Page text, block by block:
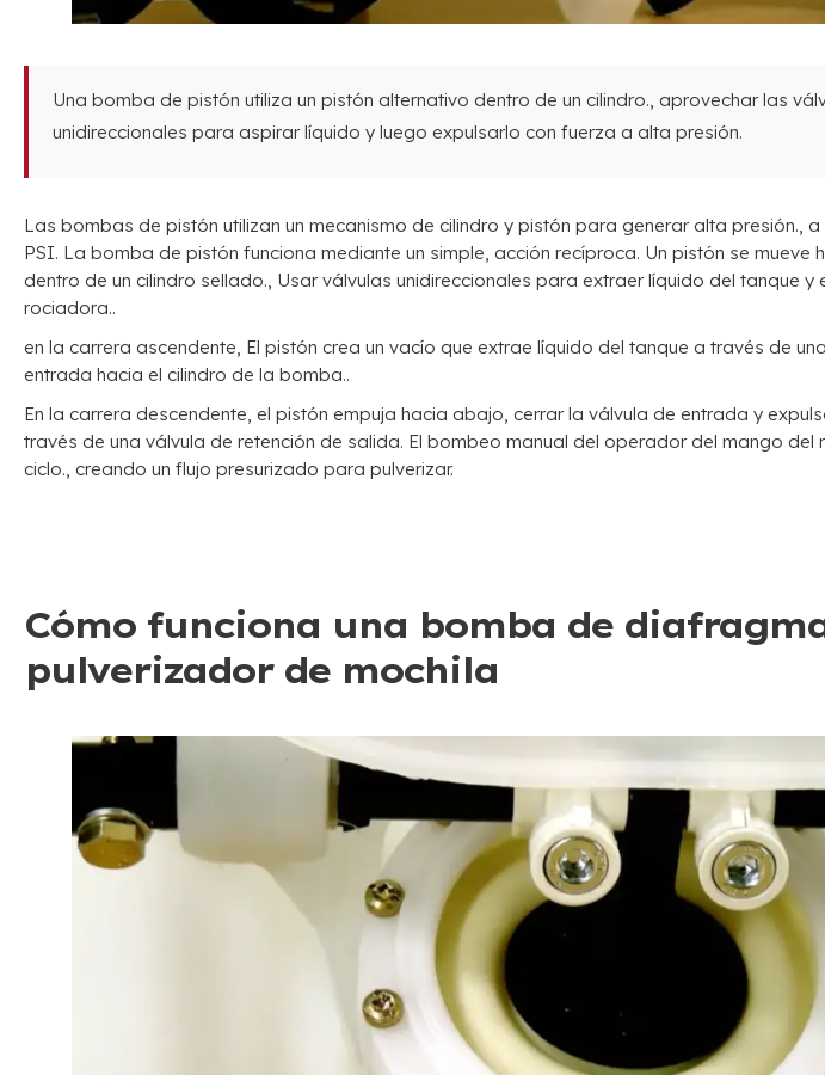
Una bomba de pistón utiliza un pistón alternativo dentro de un cilindro., aprovechar las
unidireccionales para aspirar líquido y luego expulsarlo con fuerza a alta presión.
Las bombas de pistón utilizan un mecanismo de cilindro y pistón para generar alta presión.,
PSI. La bomba de pistón funciona mediante un simple, acción recíproca. Un pistón se mueve
dentro de un cilindro sellado., Usar válvulas unidireccionales para extraer líquido del tanque y
rociadora..
en la carrera ascendente, El pistón crea un vacío que extrae líquido del tanque a través de
entrada hacia el cilindro de la bomba..
En la carrera descendente, el pistón empuja hacia abajo, cerrar la válvula de entrada y
través de una válvula de retención de salida. El bombeo manual del operador del mango del
ciclo., creando un flujo presurizado para pulverizar.
Cómo funciona una bomba de
pulverizador de mochila